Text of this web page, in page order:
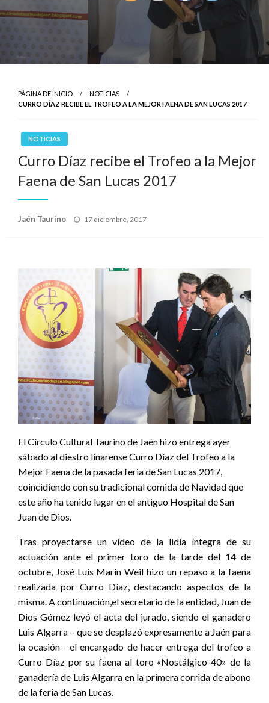
PÁGINA DE INICIO
NOTICIAS
CURRO DÍAZ RECIBE EL TROFEO A LA MEJOR FAENA DE SAN LUCAS 2017
NOTICIAS
Curro Díaz recibe el Trofeo a la Mejor
Faena de San Lucas 2017
Jaén Taurino
Publicado
17 diciembre, 2017
El Círculo Cultural Taurino de Jaén hizo entrega ayer
sábado al diestro linarense Curro Díaz del Trofeo a la
Mejor Faena de la pasada feria de San Lucas 2017,
coincidiendo con su tradicional comida de Navidad que
este año ha tenido lugar en el antiguo Hospital de San
Juan de Dios.
Tras proyectarse un video de la lidia íntegra de su
actuación ante el primer toro de la tarde del 14 de
octubre, José Luis Marín Weil hizo un repaso a la faena
realizada por Curro Díaz, destacando aspectos de la
misma. A continuación,el secretario de la entidad, Juan de
Dios Gómez leyó el acta del jurado, siendo el ganadero
Luis Algarra – que se desplazó expresamente a Jaén para
la ocasión- el encargado de hacer entrega del trofeo a
Curro Díaz por su faena al toro «Nostálgico-40» de la
ganadería de Luis Algarra en la primera corrida de abono
de la feria de San Lucas.